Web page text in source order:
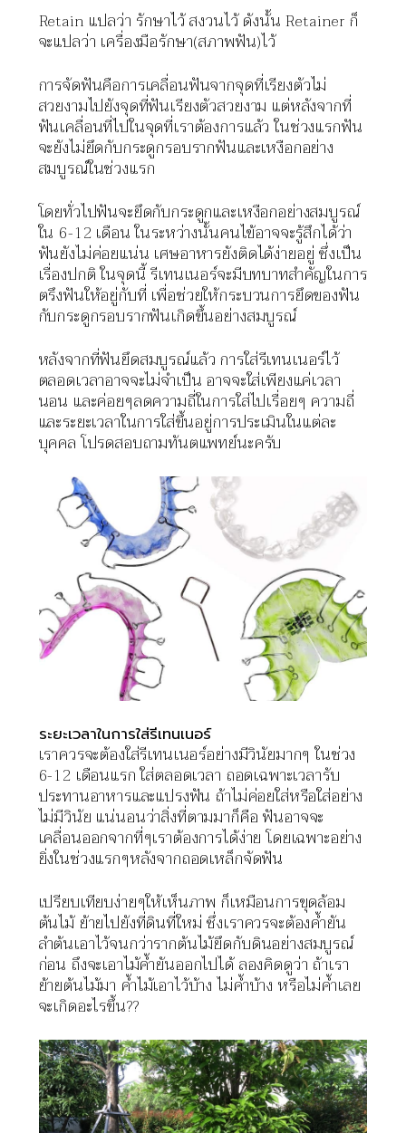
Retain แปลว่า รักษาไว้ สงวนไว้ ดังนั้น Retainer ก็
จะแปลว่า เครื่องมือรักษา(สภาพฟัน)ไว้
การจัดฟันคือการเคลื่อนฟันจากจุดที่เรียงตัวไม่
สวยงามไปยังจุดที่ฟันเรียงตัวสวยงาม แต่หลังจากที่
ฟันเคลื่อนที่ไปในจุดที่เราต้องการแล้ว ในช่วงแรกฟัน
จะยังไม่ยึดกับกระดูกรอบรากฟันและเหงือกอย่าง
สมบูรณ์ในช่วงแรก
โดยทั่วไปฟันจะยึดกับกระดูกและเหงือกอย่างสมบูรณ์
ใน 6-12 เดือน ในระหว่างนั้นคนไข้อาจจะรู้สึกได้ว่า
ฟันยังไม่ค่อยแน่น เศษอาหารยังติดได้ง่ายอยู่ ซึ่งเป็น
เรื่องปกติ ในจุดนี้ รีเทนเนอร์จะมีบทบาทสำคัญในการ
ตรึงฟันให้อยู่กับที่ เพื่อช่วยให้กระบวนการยึดของฟัน
กับกระดูกรอบรากฟันเกิดขึ้นอย่างสมบูรณ์
หลังจากที่ฟันยึดสมบูรณ์แล้ว การใส่รีเทนเนอร์ไว้
ตลอดเวลาอาจจะไม่จำเป็น อาจจะใส่เพียงแค่เวลา
นอน และค่อยๆลดความถี่ในการใส่ไปเรื่อยๆ ความถี่
และระยะเวลาในการใส่ขึ้นอยู่การประเมินในแต่ละ
บุคคล โปรดสอบถามทันตแพทย์นะครับ
ระยะเวลาในการใส่รีเทนเนอร์
เราควรจะต้องใส่รีเทนเนอร์อย่างมีวินัยมากๆ ในช่วง
6-12 เดือนแรก ใส่ตลอดเวลา ถอดเฉพาะเวลารับ
ประทานอาหารและแปรงฟัน ถ้าไม่ค่อยใส่หรือใส่อย่าง
ไม่มีวินัย แน่นอนว่าสิ่งที่ตามมาก็คือ ฟันอาจจะ
เคลื่อนออกจากที่ๆเราต้องการได้ง่าย โดยเฉพาะอย่าง
ยิ่งในช่วงแรกๆหลังจากถอดเหล็กจัดฟัน
เปรียบเทียบง่ายๆให้เห็นภาพ ก็เหมือนการขุดล้อม
ต้นไม้ ย้ายไปยังที่ดินที่ใหม่ ซึ่งเราควรจะต้องค้ำยัน
ลำต้นเอาไว้จนกว่ารากต้นไม้ยึดกับดินอย่างสมบูรณ์
ก่อน ถึงจะเอาไม้ค้ำยันออกไปได้ ลองคิดดูว่า ถ้าเรา
ย้ายต้นไม้มา ค้ำไม้เอาไว้บ้าง ไม่ค้ำบ้าง หรือไม่ค้ำเลย
จะเกิดอะไรขึ้น??